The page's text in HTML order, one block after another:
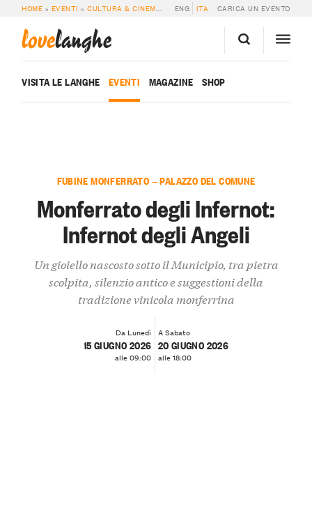
HOME » EVENTI »CULTURA & CINEMA » MONFERRATO DEGLI INFERNOT:
ENG ITA CARICA UN EVENTO
lovelanghe
VISITA LE LANGHE EVENTI MAGAZINE SHOP
FUBINE MONFERRATO — PALAZZO DEL COMUNE
Monferrato degli Infernot:
Infernot degli Angeli
Un gioiello nascosto sotto il Municipio, tra pietra
scolpita, silenzio antico e suggestioni della
tradizione vinicola monferrina
Da Lunedì
15 GIUGNO 2026
alle 09:00
A Sabato
20 GIUGNO 2026
alle 18:00